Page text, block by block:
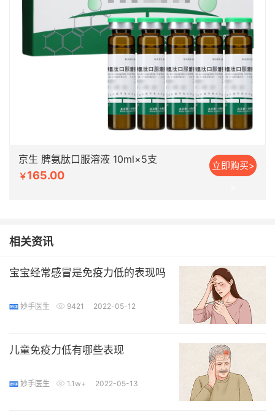
京生 脾氨肽口服溶液 10ml×5支
￥165.00
立即购买>
相关资讯
宝宝经常感冒是免疫力低的表现吗
妙手医生 9421 2022-05-12
儿童免疫力低有哪些表现
妙手医生 1.1w+ 2022-05-13